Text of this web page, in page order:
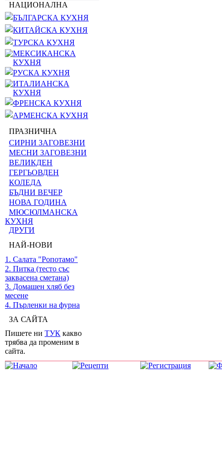
НАЦИОНАЛНА
БЪЛГАРСКА КУХНЯ
КИТАЙСКА КУХНЯ
ТУРСКА КУХНЯ
МЕКСИКАНСКА
КУХНЯ
РУСКА КУХНЯ
ИТАЛИАНСКА
КУХНЯ
ФРЕНСКА КУХНЯ
АРМЕНСКА КУХНЯ
ПРАЗНИЧНА
СИРНИ ЗАГОВЕЗНИ
МЕСНИ ЗАГОВЕЗНИ
ВЕЛИКДЕН
ГЕРГЬОВДЕН
КОЛЕДА
БЪДНИ ВЕЧЕР
НОВА ГОДИНА
МЮСЮЛМАНСКА
КУХНЯ
ДРУГИ
НАЙ-НОВИ
1. Салата "Ропотамо"
2. Питка (тесто със
заквасена сметана)
3. Домашен хляб без
месене
4. Пърленки на фурна
ЗА САЙТА
Пишете ни ТУК какво
трябва да променим в
сайта.